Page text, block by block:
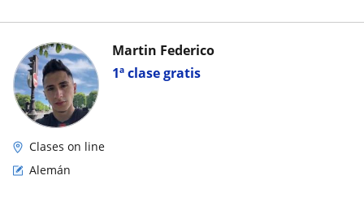
1ª clase gratis
Martin Federico
Clases on line
Alemán